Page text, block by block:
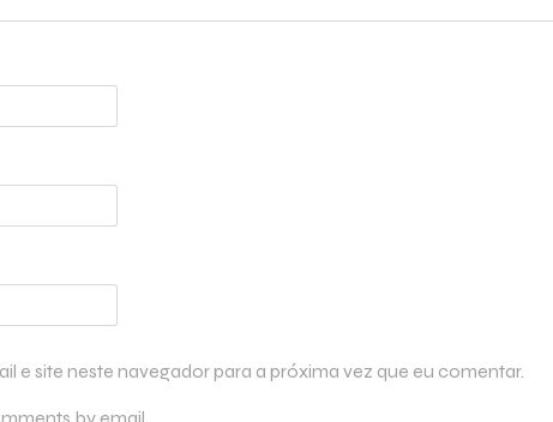
e site neste navegador para a próxima vez que eu comentar.